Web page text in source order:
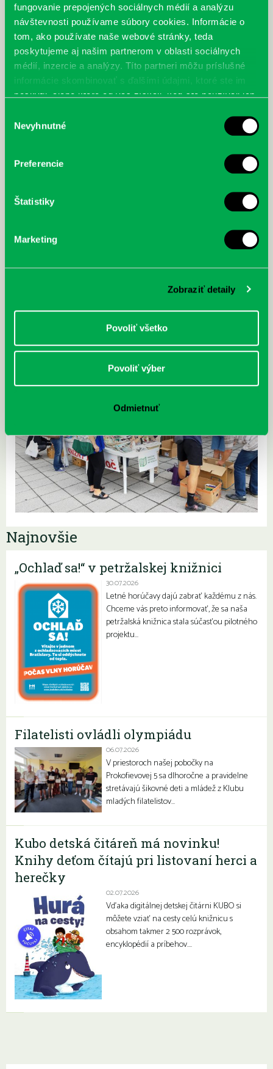
fungovanie prepojených sociálnych médií a analýzu
návštevnosti používame súbory cookies. Informácie o
tom, ako používate naše webové stránky, teda
poskytujeme aj našim partnerom v oblasti sociálnych
médií, inzercie a analýzy. Títo partneri môžu príslušné
informácie skombinovať s ďalšími údajmi, ktoré ste im
poskytli, alebo ktoré od vás získali, keď ste používali ich
súhlasu
Nevyhnutné
Preferencie
Štatistiky
Marketing
Zobraziť detaily
Povoliť všetko
Povoliť výber
Odmietnuť
Najnovšie
„Ochlaď sa!“ v petržalskej knižnici
30.07.2026
Letné horúčavy dajú zabrať každému z nás.
Chceme vás preto informovať, že sa naša
petržalská knižnica stala súčasťou pilotného
projektu…
Filatelisti ovládli olympiádu
06.07.2026
V priestoroch našej pobočky na
Prokofievovej 5 sa dlhoročne a pravidelne
stretávajú šikovné deti a mládež z Klubu
mladých filatelistov…
Kubo detská čitáreň má novinku!
Knihy deťom čítajú pri listovaní herci a
herečky
02.07.2026
Vďaka digitálnej detskej čitárni KUBO si
môžete vziať na cesty celú knižnicu s
obsahom takmer 2 500 rozprávok,
encyklopédií a príbehov….